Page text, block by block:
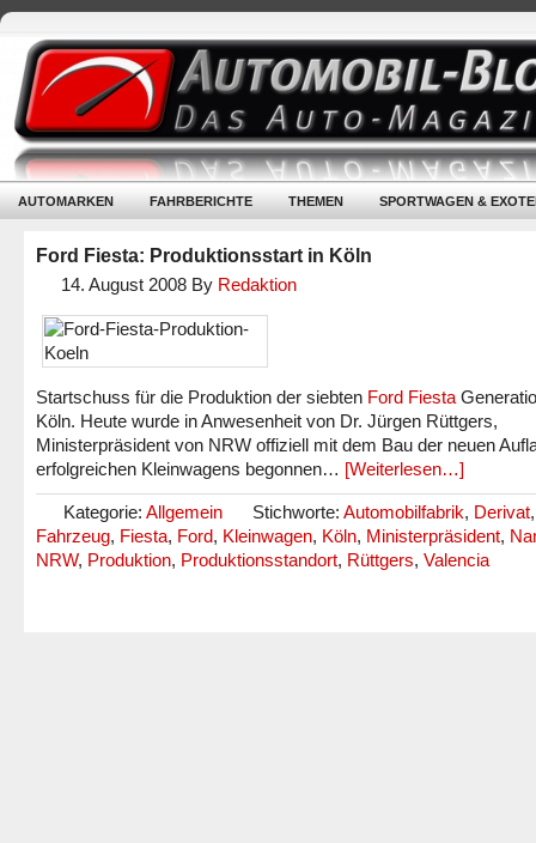
AUTOMARKEN FAHRBERICHTE THEMEN SPORTWAGEN &
Ford Fiesta: Produktionsstart in Köln
14. August 2008 By Redaktion
Startschuss für die Produktion der siebten Ford Fiesta
Köln. Heute wurde in Anwesenheit von Dr. Jürgen Rüttgers,
Ministerpräsident von NRW offiziell mit dem Bau der neuen
erfolgreichen Kleinwagens begonnen… [Weiterlesen…]
Kategorie: Allgemein Stichworte: Automobilfabrik, Derivat,
Fahrzeug, Fiesta, Ford, Kleinwagen, Köln, Ministerpräsident,
NRW, Produktion, Produktionsstandort, Rüttgers, Valencia